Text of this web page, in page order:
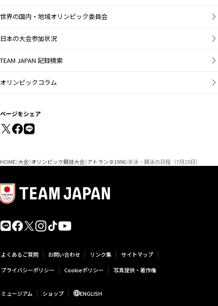
世界の国内・地域オリンピック委員会
日本の大会参加状況
TEAM JAPAN 記録検索
オリンピックコラム
ページをシェア
HOME 大会 オリンピック競技大会 アトランタ1996 水泳・競泳の日程（7月20日）
よくあるご質問 お問い合わせ リンク集
サイトマップ
プライバシーポリシー
Cookieポリシー 写真提供・著作権
ミュージアム ショップ ENGLISH